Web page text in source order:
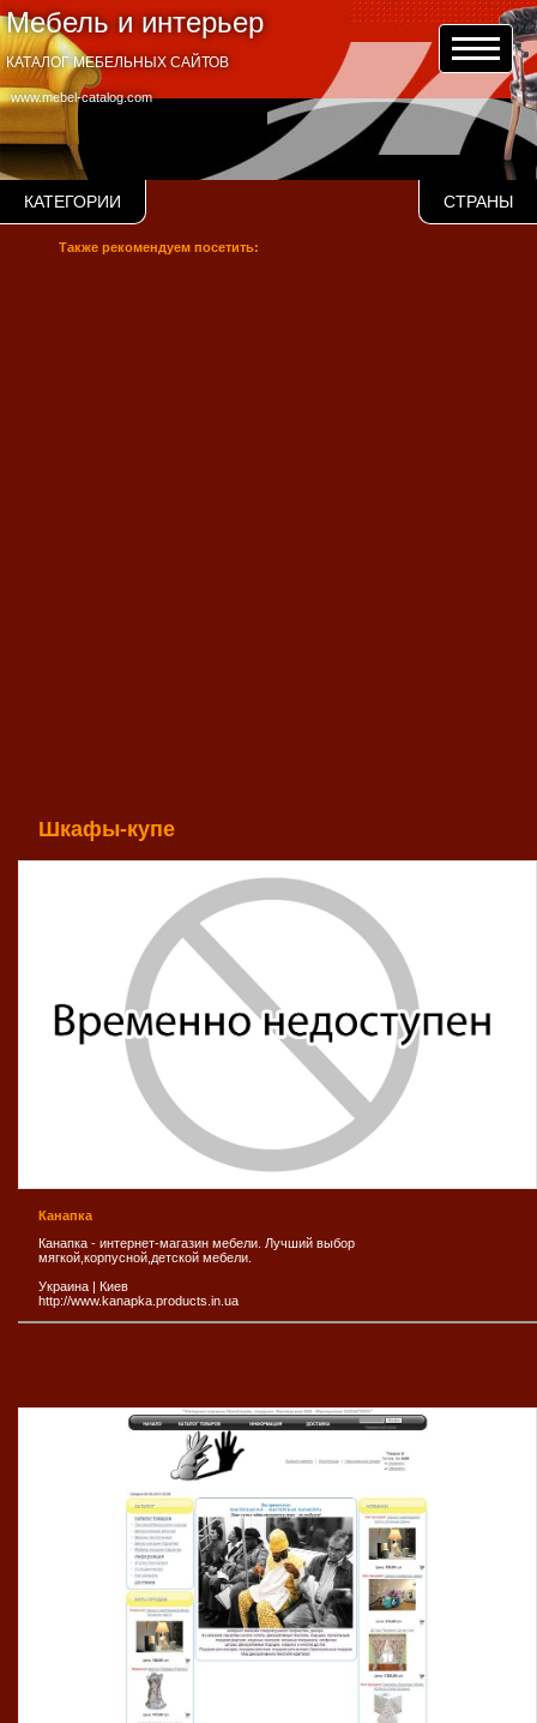
Мебель и интерьер
www.mebel-catalog.com
КАТАЛОГ МЕБЕЛЬНЫХ САЙТОВ
КАТЕГОРИИ СТРАНЫ
Также рекомендуем посетить:
Шкафы-купе
Канапка
Канапка - интернет-магазин мебели. Лучший выбор
мягкой,корпусной,детской мебели.
Украина | Киев
http://www.kanapka.products.in.ua